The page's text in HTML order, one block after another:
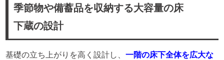
季節物や備蓄品を収納する大容量の床
下蔵の設計
基礎の立ち上がりを高く設計し、一階の床下全体を広大な